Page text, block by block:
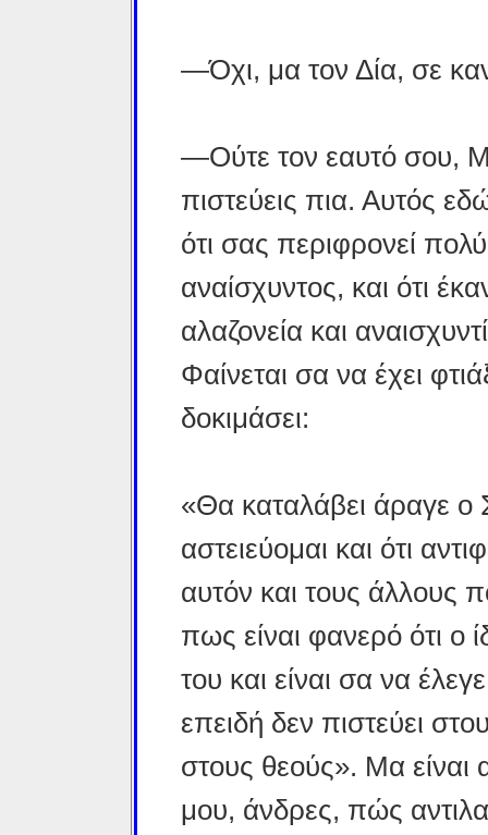
—Όχι, μα τον Δία, σε
—Ούτε τον εαυτό σου,
πιστεύεις πια. Αυτός
ότι σας περιφρονεί πολύ
αναίσχυντος, και ότι
αλαζονεία και
Φαίνεται σα να έχει
δοκιμάσει:
«Θα καταλάβει άραγε ο
αστειεύομαι και ότι
αυτόν και τους άλλους
πως είναι φανερό ότι ο
του και είναι σα να
επειδή δεν πιστεύει
στους θεούς». Μα είναι
μου, άνδρες, πώς